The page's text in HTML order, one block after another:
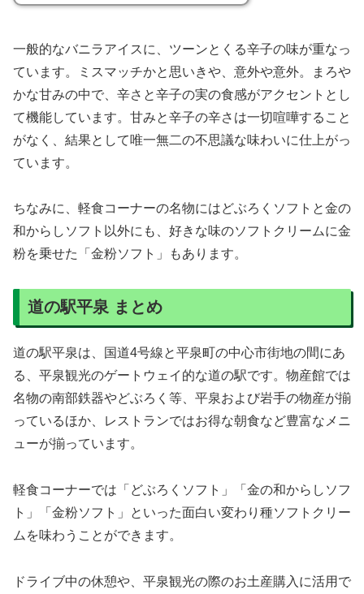
一般的なバニラアイスに、ツーンとくる辛子の味が重なっ
ています。ミスマッチかと思いきや、意外や意外。まろや
かな甘みの中で、辛さと辛子の実の食感がアクセントとし
て機能しています。甘みと辛子の辛さは一切喧嘩すること
がなく、結果として唯一無二の不思議な味わいに仕上がっ
ています。
ちなみに、軽食コーナーの名物にはどぶろくソフトと金の
和からしソフト以外にも、好きな味のソフトクリームに金
粉を乗せた「金粉ソフト」もあります。
道の駅平泉 まとめ
道の駅平泉は、国道4号線と平泉町の中心市街地の間にあ
る、平泉観光のゲートウェイ的な道の駅です。物産館では
名物の南部鉄器やどぶろく等、平泉および岩手の物産が揃
っているほか、レストランではお得な朝食など豊富なメニ
ューが揃っています。
軽食コーナーでは「どぶろくソフト」「金の和からしソフ
ト」「金粉ソフト」といった面白い変わり種ソフトクリー
ムを味わうことができます。
ドライブ中の休憩や、平泉観光の際のお土産購入に活用で